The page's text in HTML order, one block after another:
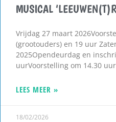
MUSICAL
Vrijdag 27 maart
(grootouders) en 19 uur
2025Opendeurdag en
uurVoorstelling om 14.30 uur
LEES MEER »
18/02/2026